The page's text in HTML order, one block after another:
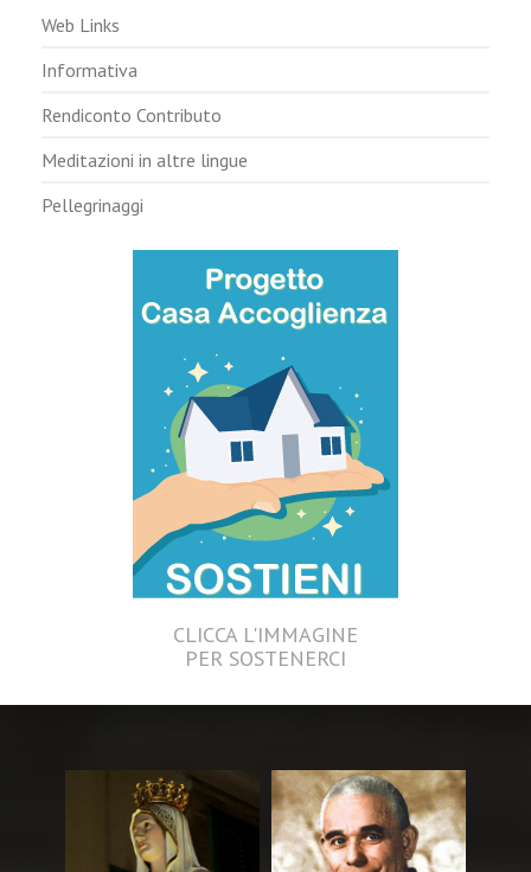
Web Links
Informativa
Rendiconto Contributo
Meditazioni in altre lingue
Pellegrinaggi
CLICCA L'IMMAGINE
PER SOSTENERCI